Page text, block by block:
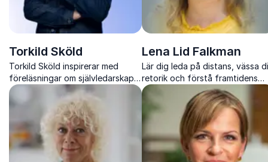
Torkild Sköld
Torkild Sköld inspirerar med
föreläsningar om självledarskap,
arbetsglädje, tillit och mod som
gör skillnad på riktigt.
Lena Lid Falkman
Lär dig leda på distans, vässa
retorik och förstå framtidens
digitala arbetsplats med Lena
Falkman.